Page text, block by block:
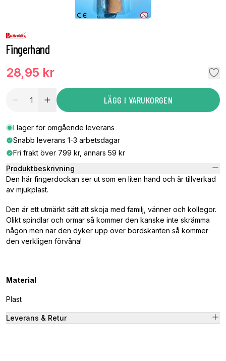
Fingerhand
28,95 kr
LÄGG I VARUKORGEN
I lager för omgående leverans
Snabb leverans 1-3 arbetsdagar
Fri frakt över 799 kr, annars 59 kr
Produktbeskrivning
Den här fingerdockan ser ut som en liten hand och är tillverkad
av mjukplast.
Den är ett utmärkt sätt att skoja med familj, vänner och kollegor.
Olikt spindlar och ormar så kommer den kanske inte skrämma
någon men när den dyker upp över bordskanten så kommer
den verkligen förvåna!
Material
Plast
Leverans & Retur